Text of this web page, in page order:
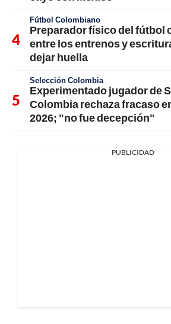
Fútbol Colombiano
Preparador físico del fútbol
entre los entrenos y
dejar huella
Selección Colombia
Experimentado jugador de
Colombia rechaza fracaso
2026; "no fue decepción"
PUBLICIDAD